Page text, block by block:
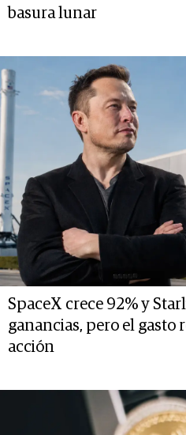
basura lunar
SpaceX crece 92% y
ganancias, pero el gasto
acción